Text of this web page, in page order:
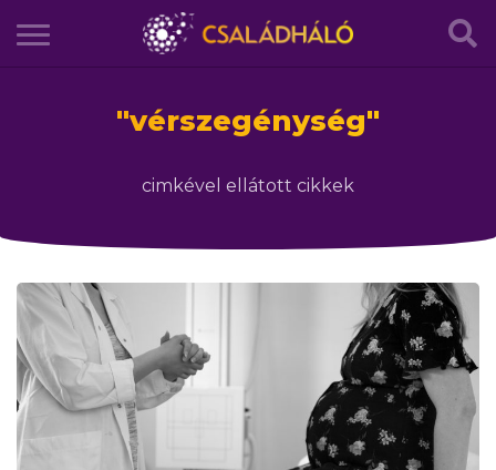
"vérszegénység"
cimkével ellátott cikkek